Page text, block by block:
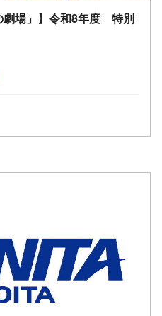
劇場」】令和8年度 特別